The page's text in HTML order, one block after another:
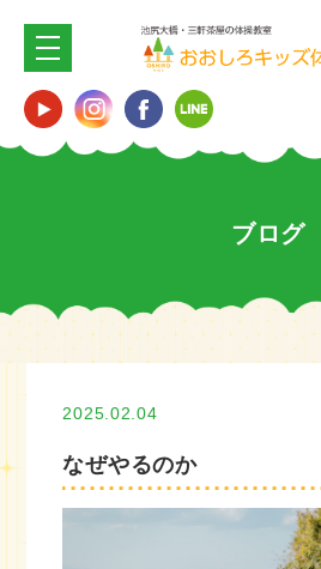
ブログ
2025.02.04
なぜやるのか